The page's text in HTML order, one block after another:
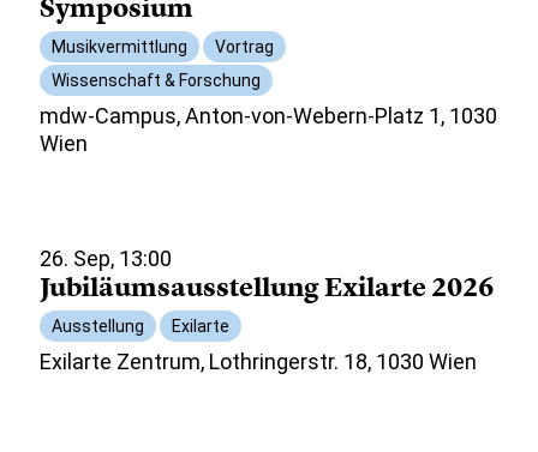
Symposium
Musikvermittlung
Vortrag
Wissenschaft & Forschung
mdw-Campus, Anton-von-Webern-Platz 1, 1030
Wien
26. Sep, 13:00
Jubiläumsausstellung Exilarte 2026
Ausstellung Exilarte
Exilarte Zentrum, Lothringerstr. 18, 1030 Wien